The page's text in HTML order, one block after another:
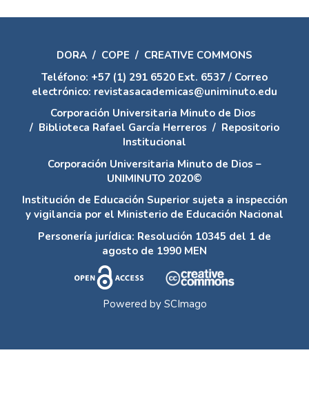
DORA / COPE / CREATIVE COMMONS
Teléfono: +57 (1) 291 6520 Ext. 6537 / Correo
electrónico: revistasacademicas@uniminuto.edu
Corporación Universitaria Minuto de Dios
/ Biblioteca Rafael García Herreros / Repositorio
Institucional
Corporación Universitaria Minuto de Dios –
UNIMINUTO 2020©
Institución de Educación Superior sujeta a inspección
y vigilancia por el Ministerio de Educación Nacional
Personería jurídica: Resolución 10345 del 1 de
agosto de 1990 MEN
Powered by SCImago